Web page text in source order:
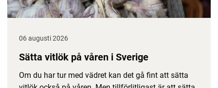
06 augusti 2026
Sätta vitlök på våren i Sverige
Om du har tur med vädret kan det gå fint att sätta